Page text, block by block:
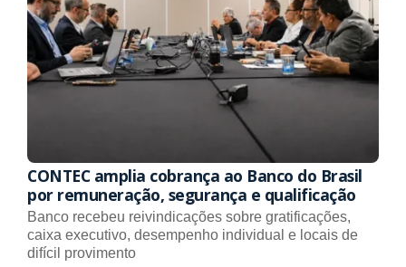
CONTEC amplia cobrança ao Banco do Brasil
por remuneração, segurança e qualificação
Banco recebeu reivindicações sobre gratificações,
caixa executivo, desempenho individual e locais de
difícil provimento